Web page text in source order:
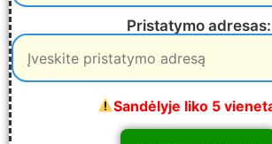
Pristatymo adresas:
Sandėlyje liko 5